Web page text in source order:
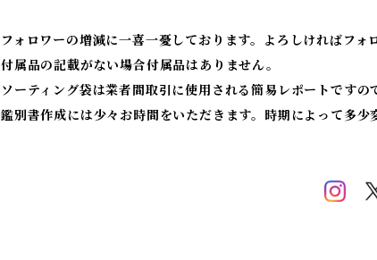
フォロワーの増減に一喜一憂しております。よろしければフ
付属品の記載がない場合付属品はありません。
ソーティング袋は業者間取引に使用される簡易レポートですの
鑑別書作成には少々お時間をいただきます。時期によって多少